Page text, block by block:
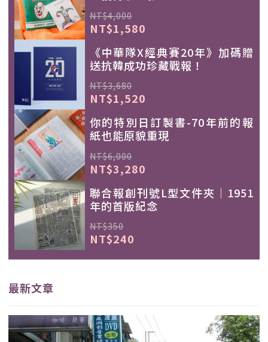
NT$4,000
NT$1,580
《中華隊X經典賽20年》加碼贈
送抗韓成功珍藏戰報！
NT$3,680
NT$1,520
你的特別日訂製書-70年前的報
紙也能原貌重現
NT$6,000
NT$3,280
聯合報創刊號L型文件夾｜1951
年的首版紀念
NT$350
NT$240
最新文章